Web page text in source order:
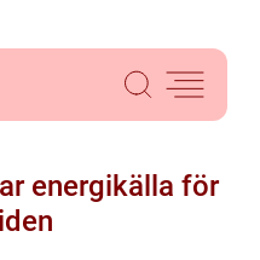
energikälla för